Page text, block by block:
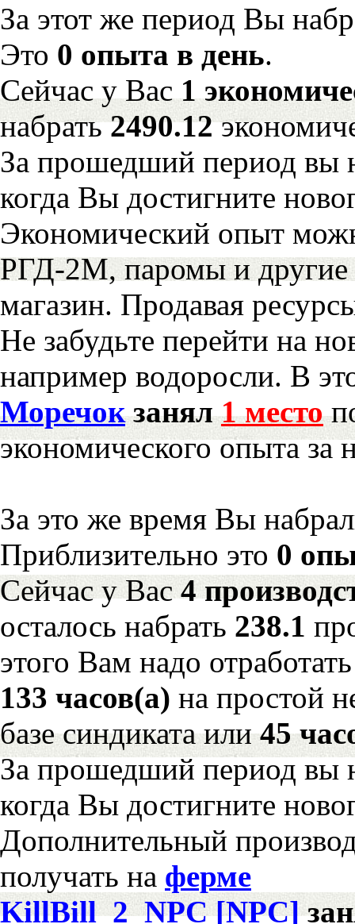
За этот же период Вы
Это 0 опыта в день.
Сейчас у Вас1
набрать2490.12
За прошедший период вы
когда Вы достигните
Экономический опыт
РГД-2М, паромы и другие
магазин. Продавая
Не забудьте перейти на
например водоросли. В
Моречокзанял1 место
экономического опыта за
За это же время Вы
Приблизительно это 0
Сейчас у Вас4
осталось набрать 238.1
этого Вам надо отработать
133 часов(а) на простой
базе синдиката или45
За прошедший период вы
когда Вы достигните
Дополнительный
получать на ферме
KillBill_2_NPC [NPC]